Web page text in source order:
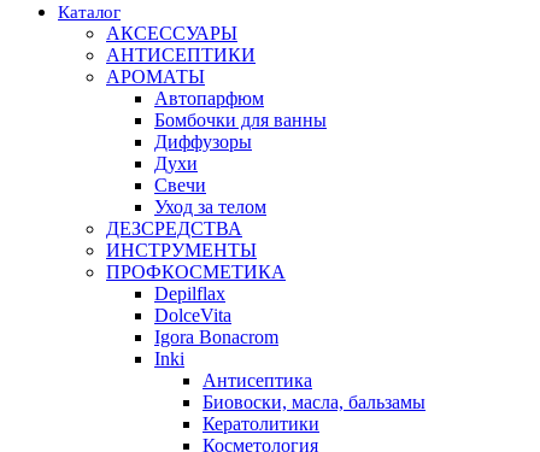
Каталог
АКСЕССУАРЫ
АНТИСЕПТИКИ
АРОМАТЫ
Автопарфюм
Бомбочки для ванны
Диффузоры
Духи
Свечи
Уход за телом
ДЕЗСРЕДСТВА
ИНСТРУМЕНТЫ
ПРОФКОСМЕТИКА
Depilflax
DolceVita
Igora Bonacrom
Inki
Антисептика
Биовоски, масла, бальзамы
Кератолитики
Косметология